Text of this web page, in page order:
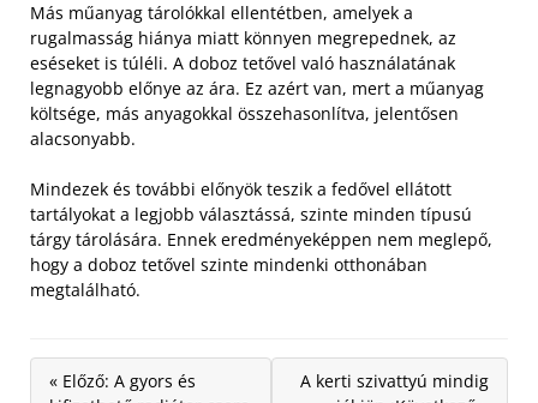
Más műanyag tárolókkal ellentétben, amelyek a
rugalmasság hiánya miatt könnyen megrepednek, az
eséseket is túléli. A doboz tetővel való használatának
legnagyobb előnye az ára. Ez azért van, mert a műanyag
költsége, más anyagokkal összehasonlítva, jelentősen
alacsonyabb.
Mindezek és további előnyök teszik a fedővel ellátott
tartályokat a legjobb választássá, szinte minden típusú
tárgy tárolására. Ennek eredményeképpen nem meglepő,
hogy a doboz tetővel szinte mindenki otthonában
megtalálható.
« Előző: A gyors és
A kerti szivattyú mindig